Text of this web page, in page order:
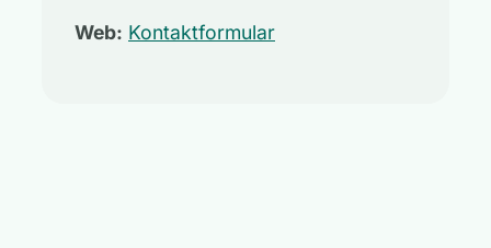
Web: Kontaktformular